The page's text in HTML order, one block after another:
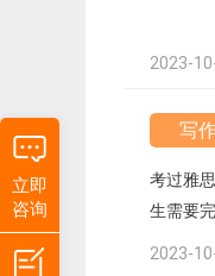
2023-
写
考过雅
生需要
2023-
立即
咨询